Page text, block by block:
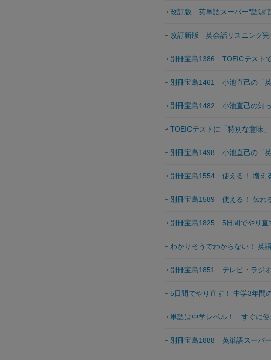
改訂版 英単語スーパー“語源”
改訂新版 英会話リスニング完
別冊宝島1386 TOEICテスト
別冊宝島1461 小池直己の「
別冊宝島1482 小池直己の知
TOEICテストに「特別な意味
別冊宝島1498 小池直己の「英
別冊宝島1554 使える！ 増え
別冊宝島1589 使える！ 伝わ
別冊宝島1825 5日間でやり直
わかりそうでわからない！ 英
別冊宝島1851 テレビ・ラジ
5日間でやり直す！ 中学3年間
単語は中学レベル！ すぐに
別冊宝島1888 英単語スーパ